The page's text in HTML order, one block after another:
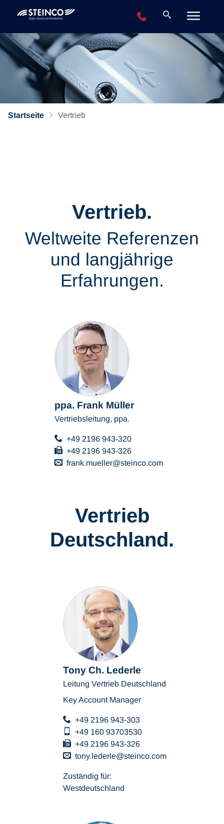
+49 2196 943-0
Startseite Vertrieb
Vertrieb.
Weltweite Referenzen
und langjährige
Erfahrungen.
ppa. Frank Müller
Vertriebsleitung, ppa.
+49 2196 943-320
+49 2196 943-326
frank.mueller
steinco com
Vertrieb
Deutschland.
Tony Ch. Lederle
Leitung Vertrieb Deutschland
Key Account Manager
+49 2196 943-303
+49 160 93703530
+49 2196 943-326
tony.lederle
steinco com
Zuständig für:
Westdeutschland